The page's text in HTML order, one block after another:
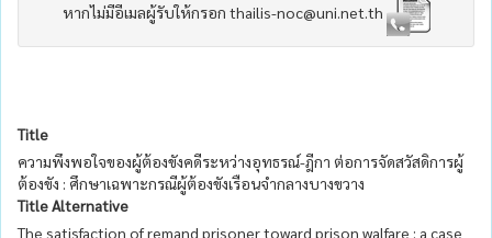
หากไม่มีอีเมลผู้รับให้กรอก thailis-noc@uni.net.th
Title
ความพึงพอใจของผู้ต้องขังคดีระหว่างอุทธรณ์-ฎีกา ต่อการจัดสวัสดิการผู้
ต้องขัง : ศึกษาเฉพาะกรณีผู้ต้องขังเรือนจำกลางบางขวาง
Title Alternative
The satisfaction of remand prisoner toward prison walfare : a case